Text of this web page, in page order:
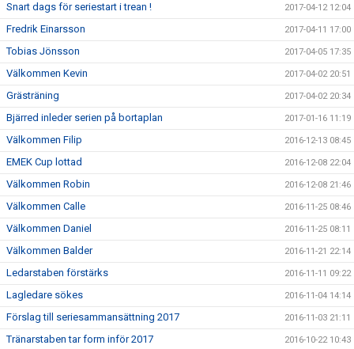
Snart dags för seriestart i trean ! 2017-04-12 12:04
Fredrik Einarsson 2017-04-11 17:00
Tobias Jönsson 2017-04-05 17:35
Välkommen Kevin 2017-04-02 20:51
Grästräning 2017-04-02 20:34
Bjärred inleder serien på bortaplan 2017-01-16 11:19
Välkommen Filip 2016-12-13 08:45
EMEK Cup lottad 2016-12-08 22:04
Välkommen Robin 2016-12-08 21:46
Välkommen Calle 2016-11-25 08:46
Välkommen Daniel 2016-11-25 08:11
Välkommen Balder 2016-11-21 22:14
Ledarstaben förstärks 2016-11-11 09:22
Lagledare sökes 2016-11-04 14:14
Förslag till seriesammansättning 2017 2016-11-03 21:11
Tränarstaben tar form inför 2017 2016-10-22 10:43